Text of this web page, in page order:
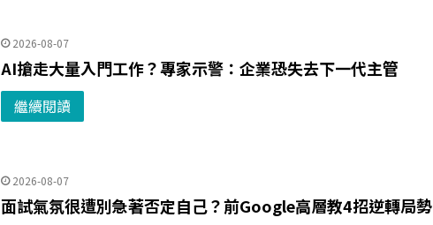
2026-08-07
AI搶走大量入門工作？專家示警：企業恐失去下一代主管
繼續閱讀
2026-08-07
面試氣氛很遭別急著否定自己？前Google高層教4招逆轉局勢